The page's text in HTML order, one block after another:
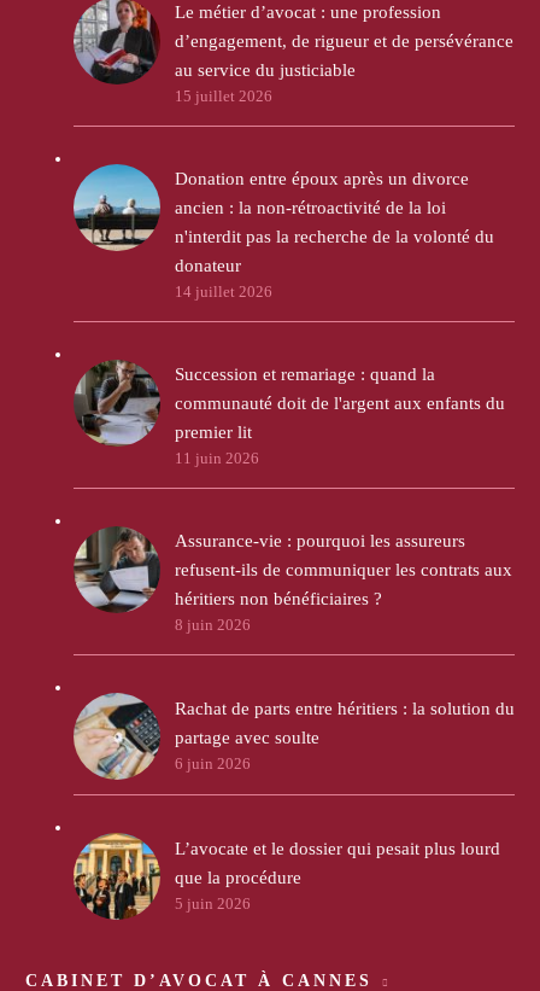
Le métier d’avocat : une profession
d’engagement, de rigueur et de persévérance
au service du justiciable
15 juillet 2026
Donation entre époux après un divorce
ancien : la non-rétroactivité de la loi
n'interdit pas la recherche de la volonté du
donateur
14 juillet 2026
Succession et remariage : quand la
communauté doit de l'argent aux enfants du
premier lit
11 juin 2026
Assurance-vie : pourquoi les assureurs
refusent-ils de communiquer les contrats aux
héritiers non bénéficiaires ?
8 juin 2026
Rachat de parts entre héritiers : la solution du
partage avec soulte
6 juin 2026
L’avocate et le dossier qui pesait plus lourd
que la procédure
5 juin 2026
CABINET D’AVOCAT À CANNES